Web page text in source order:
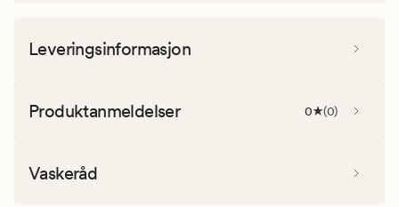
Leveringsinformasjon
Produktanmeldelser 0 (0)
Vaskeråd